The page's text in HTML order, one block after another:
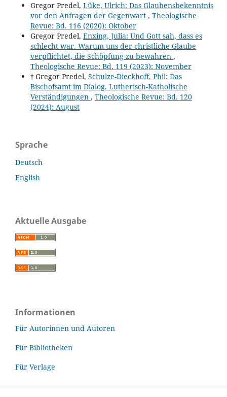
Gregor Predel, Lüke, Ulrich: Das Glaubensbekenntnis
vor den Anfragen der Gegenwart , Theologische
Revue: Bd. 116 (2020): Oktober
Gregor Predel, Enxing, Julia: Und Gott sah, dass es
schlecht war. Warum uns der christliche Glaube
verpflichtet, die Schöpfung zu bewahren ,
Theologische Revue: Bd. 119 (2023): November
† Gregor Predel, Schulze-Dieckhoff, Phil: Das
Bischofsamt im Dialog. Lutherisch-Katholische
Verständigungen , Theologische Revue: Bd. 120
(2024): August
Sprache
Deutsch
English
Aktuelle Ausgabe
Informationen
Für Autorinnen und Autoren
Für Bibliotheken
Für Verlage